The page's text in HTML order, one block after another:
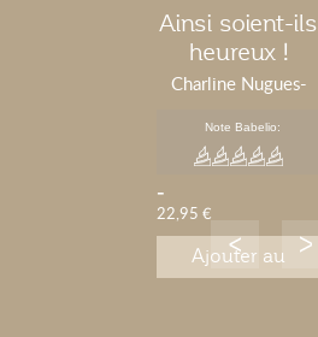
Ainsi soient-ils
heureux !
Charline Nugues-
Note Babelio:
-
22,95 €
Ajouter au